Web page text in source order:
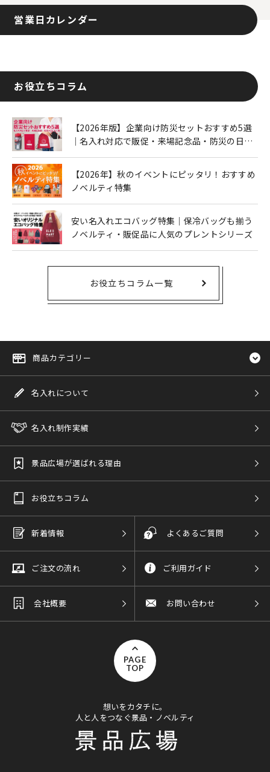
営業日カレンダー
お役立ちコラム
【2026年版】企業向け防災セットおすすめ5選
｜名入れ対応で販促・来場記念品・防災の日に
【2026年】秋のイベントにピッタリ！おすすめ
ノベルティ特集
安い名入れエコバッグ特集｜保冷バッグも揃う
ノベルティ・販促品に人気のプレントシリーズ
お役立ちコラム一覧
商品カテゴリー
名入れについて
名入れ制作実績
景品広場が選ばれる理由
お役立ちコラム
新着情報 よくあるご質問
ご注文の流れ ご利用ガイド
会社概要 お問い合わせ
PAGE
TOP
想いをカタチに。
人と人をつなぐ景品・ノベルティ